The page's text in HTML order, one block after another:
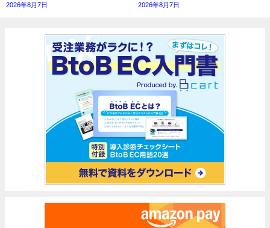
2026年8月7日 2026年8月7日